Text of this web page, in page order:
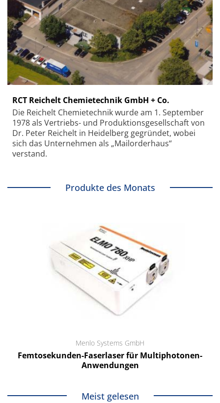
RCT Reichelt Chemietechnik GmbH + Co.
Die Reichelt Chemietechnik wurde am 1. September
1978 als Vertriebs- und Produktionsgesellschaft von
Dr. Peter Reichelt in Heidelberg gegründet, wobei
sich das Unternehmen als „Mailorderhaus“
verstand.
Produkte des Monats
Menlo Systems GmbH
Femtosekunden-Faserlaser für Multiphotonen-
Anwendungen
Meist gelesen